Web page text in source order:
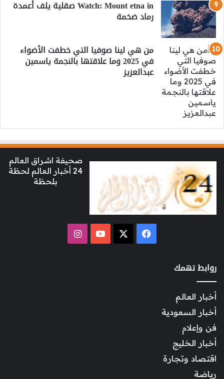
Watch: Mount etna in صقلية يلف أعمدة
رماد ضخمة
من هي لينا صوفيا التي خطفت الأضواء
في 2025 وما علاقتها بالنجمة ياسمين
عبدالعزيز
صحيفة اشراق العالم
24 أخبار العالم لحظة
بلحظة
فيسبوك ‫YouTubeانستقرام
روابط تهمك
أخبار العالم
أخبار السعودية
فن وإعلام
أخبار الخليج
اقتصاد وتجارة
رياضة